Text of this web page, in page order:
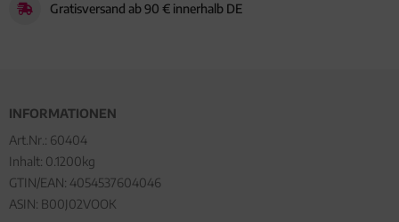
Gratisversand ab 90 € innerhalb DE
INFORMATIONEN
Art.Nr.: 60404
Inhalt: 0.1200kg
GTIN/EAN: 4054537604046
ASIN: B00J02VOOK